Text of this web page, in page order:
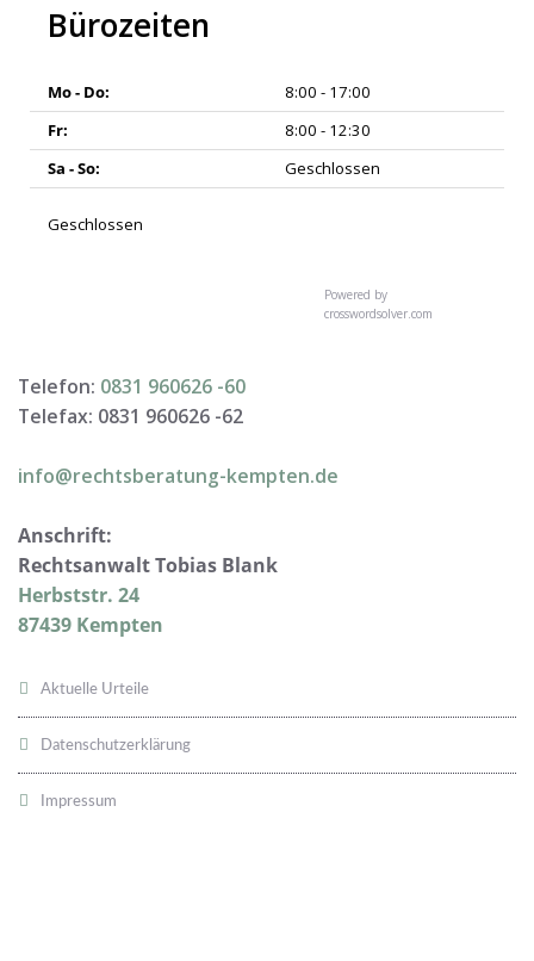
Bürozeiten
Mo - Do:
8:00 - 17:00
Fr:
8:00 - 12:30
Sa - So:
Geschlossen
Geschlossen
Powered by
crosswordsolver.com
Telefon: 0831 960626 -60
Telefax: 0831 960626 -62
info@rechtsberatung-kempten.de
Anschrift:
Rechtsanwalt Tobias Blank
Herbststr. 24
87439 Kempten
Aktuelle Urteile
Datenschutzerklärung
Impressum